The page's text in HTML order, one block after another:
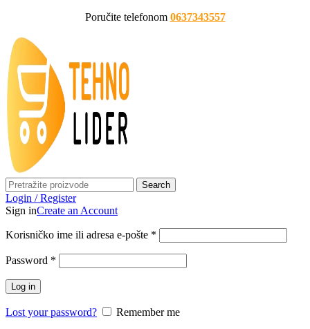
Poručite telefonom 0637343557
Search
Login / Register
Sign inCreate an Account
Korisničko ime ili adresa e-pošte *
Password *
Log in
Lost your password?
Remember me